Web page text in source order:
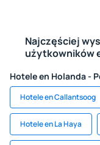
Najczęściej
użytkowników
Hotele en Holanda -
Hotele en Callantsoog
Hotele en La Haya